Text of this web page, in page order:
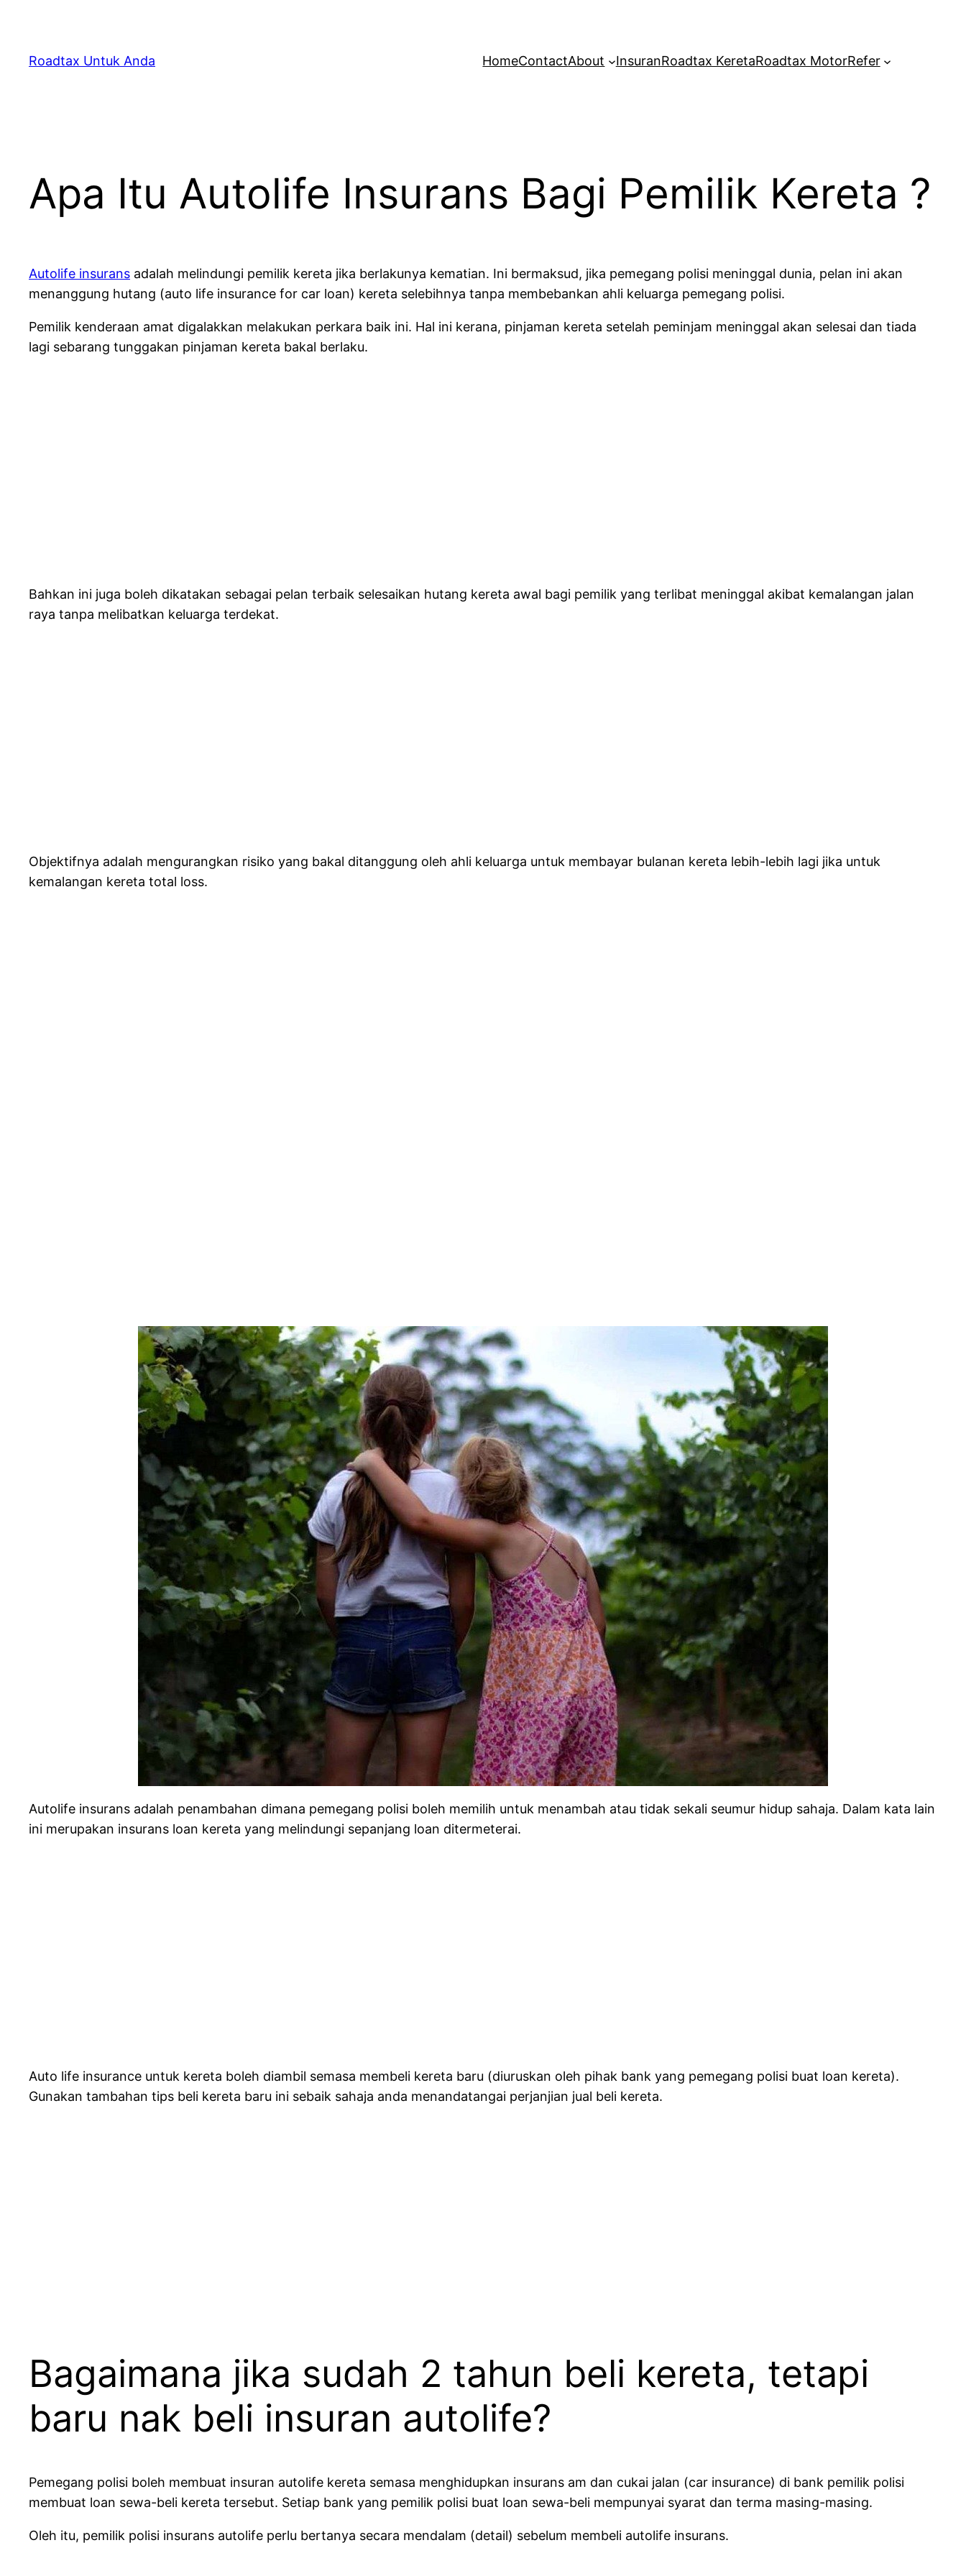
content
Roadtax Untuk Anda HomeContactAbout InsuranRoadtax KeretaRoadtax MotorRefer
Apa Itu Autolife Insurans Bagi Pemilik Kereta ?
Autolife insurans adalah melindungi pemilik kereta jika berlakunya kematian. Ini bermaksud, jika pemegang polisi meninggal dunia, pelan ini akan
menanggung hutang (auto life insurance for car loan) kereta selebihnya tanpa membebankan ahli keluarga pemegang polisi.
Pemilik kenderaan amat digalakkan melakukan perkara baik ini. Hal ini kerana, pinjaman kereta setelah peminjam meninggal akan selesai dan tiada
lagi sebarang tunggakan pinjaman kereta bakal berlaku.
Bahkan ini juga boleh dikatakan sebagai pelan terbaik selesaikan hutang kereta awal bagi pemilik yang terlibat meninggal akibat kemalangan jalan
raya tanpa melibatkan keluarga terdekat.
Objektifnya adalah mengurangkan risiko yang bakal ditanggung oleh ahli keluarga untuk membayar bulanan kereta lebih-lebih lagi jika untuk
kemalangan kereta total loss.
Autolife insurans adalah penambahan dimana pemegang polisi boleh memilih untuk menambah atau tidak sekali seumur hidup sahaja. Dalam kata lain
ini merupakan insurans loan kereta yang melindungi sepanjang loan ditermeterai.
Auto life insurance untuk kereta boleh diambil semasa membeli kereta baru (diuruskan oleh pihak bank yang pemegang polisi buat loan kereta).
Gunakan tambahan tips beli kereta baru ini sebaik sahaja anda menandatangai perjanjian jual beli kereta.
Bagaimana jika sudah 2 tahun beli kereta, tetapi
baru nak beli insuran autolife?
Pemegang polisi boleh membuat insuran autolife kereta semasa menghidupkan insurans am dan cukai jalan (car insurance) di bank pemilik polisi
membuat loan sewa-beli kereta tersebut. Setiap bank yang pemilik polisi buat loan sewa-beli mempunyai syarat dan terma masing-masing.
Oleh itu, pemilik polisi insurans autolife perlu bertanya secara mendalam (detail) sebelum membeli autolife insurans.